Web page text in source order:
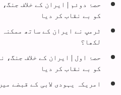
حصۂ دوئم | ایران کے خلاف
کو بے نقاب کر دیا
ٹرمپ نے ایران کے ساتھ
لکھا؟
حصۂ اول | ایران کے خلاف جنگ،
کو بے نقاب کر دیا
امریکہ یہودی لابی کے قبضے